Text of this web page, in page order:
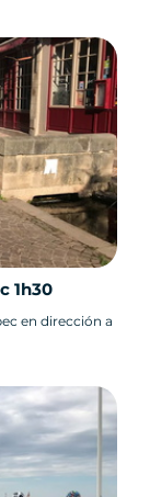
1h30
en dirección a